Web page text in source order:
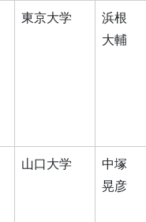
東京大学
浜根
大輔
山口大学
中塚
晃彦